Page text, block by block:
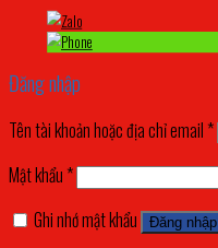
Đăng nhập
Tên tài khoản hoặc địa chỉ email *
Mật khẩu *
Ghi nhớ mật khẩu
Đăng nhập